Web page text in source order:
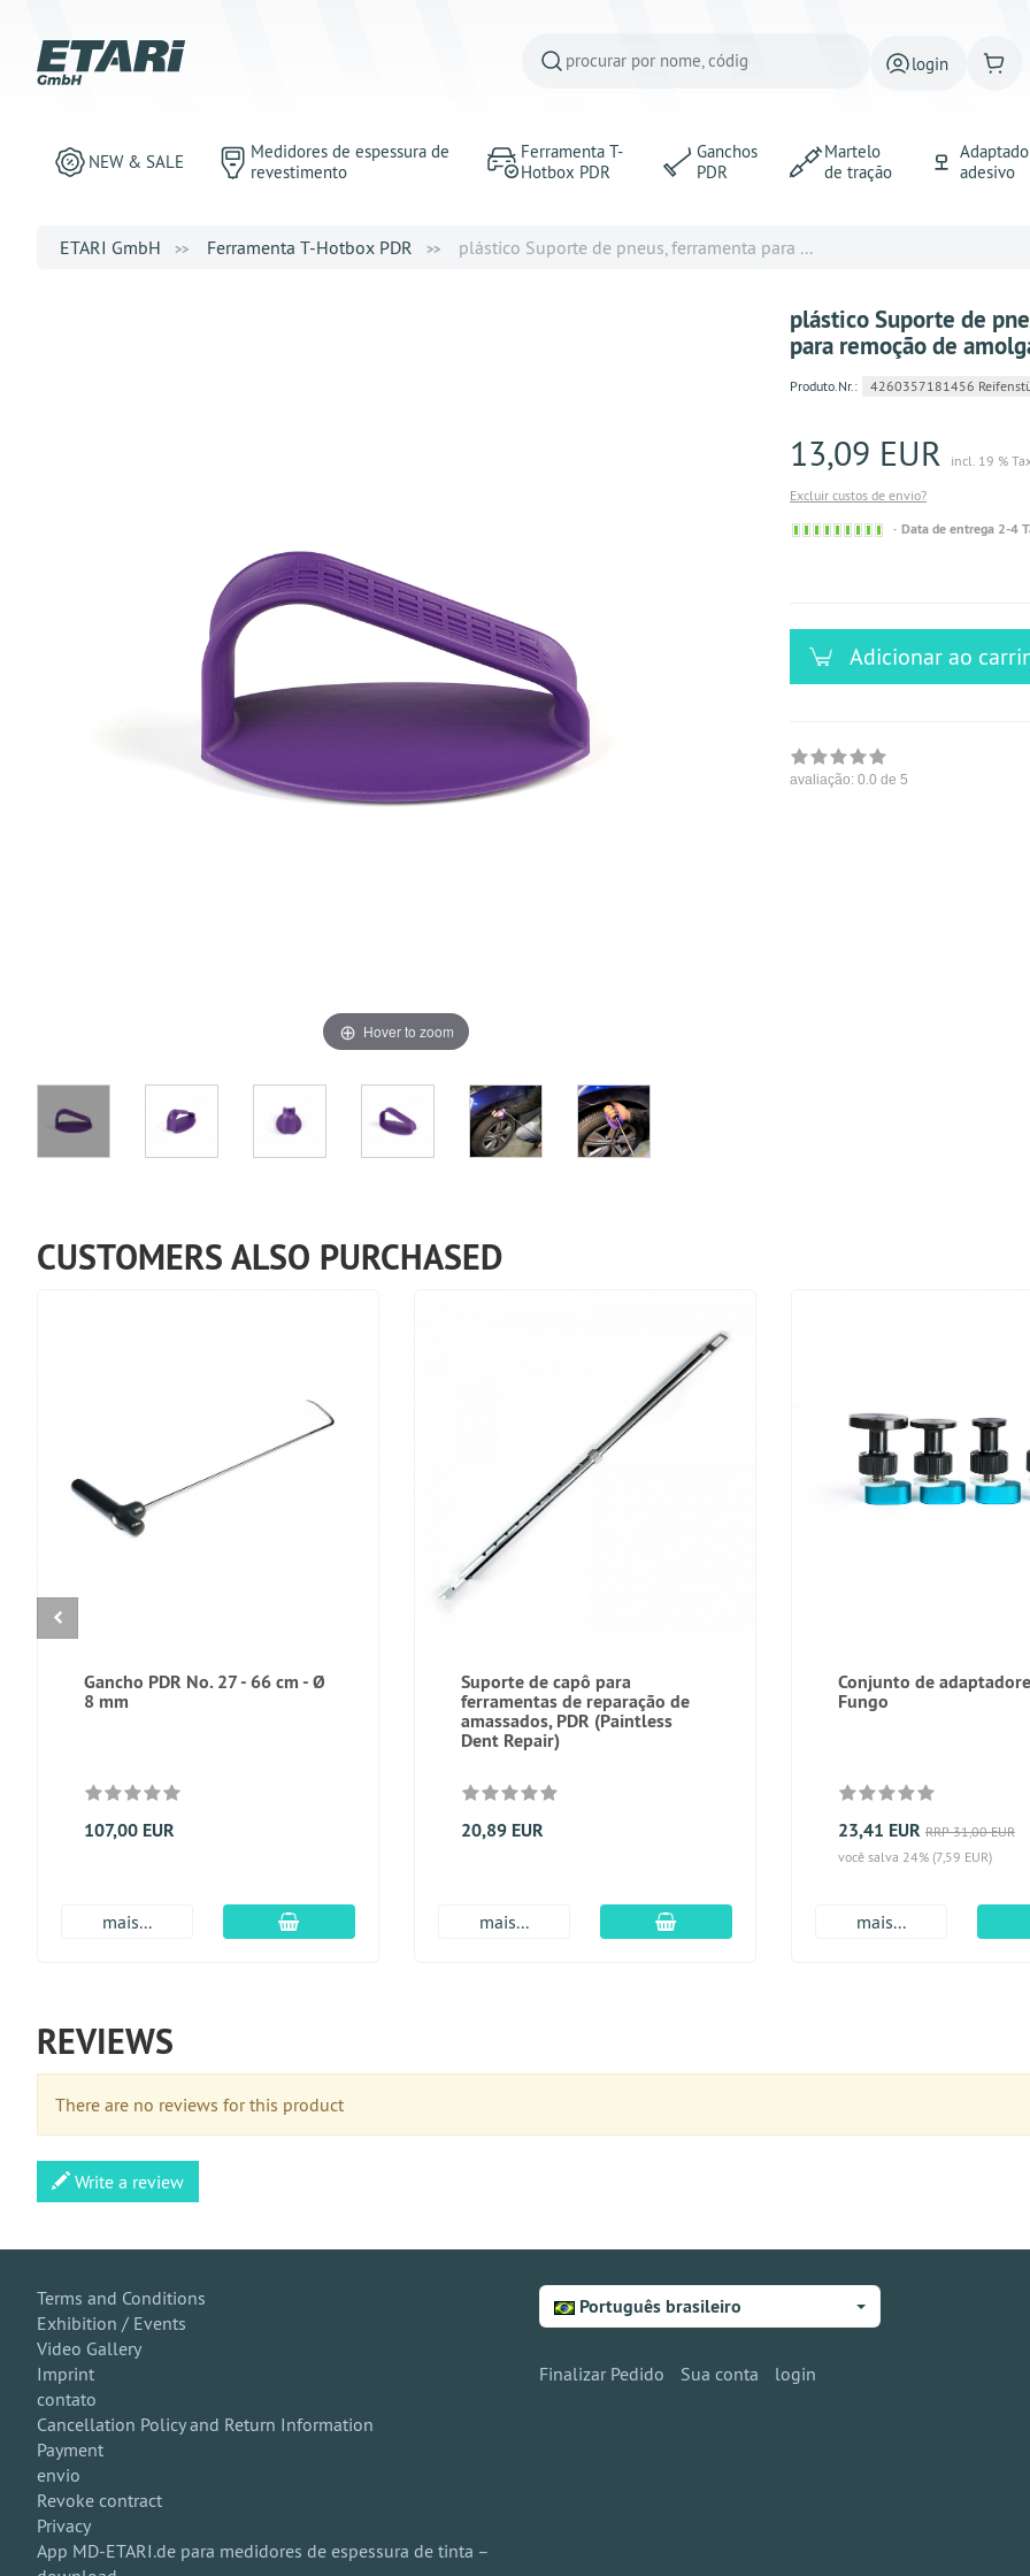
login
NEW & SALE
Medidores de espessura de
revestimento
Ferramenta T-
Hotbox PDR
Ganchos
PDR
Martelo
de tração
adesivo
ETARI GmbH Ferramenta T-Hotbox PDR plástico Suporte de pneus, ferramenta para ...
Hover to zoom
plástico Suporte de
para remoção de
Produto.Nr.: 4260357181456
13,09 EUR
incl. 19 %
Excluir custos de envio?
Sofort
Data de entrega 2-4
Adicionar ao
avaliação: 0.0 de 5
CUSTOMERS ALSO PURCHASED
Gancho PDR No. 27 - 66 cm - Ø
8 mm
107,00 EUR
mais... Adicionar ao carrinho
Suporte de capô para
ferramentas de reparação de
amassados, PDR (Paintless
Dent Repair)
20,89 EUR
mais... Adicionar ao carrinho
Conjunto de
Fungo
23,41 EUR RRP 31,00 EUR
você salva 24% (7,59 EUR)
mais...
REVIEWS
There are no reviews for this product
Write a review
Terms and Conditions
Exhibition / Events
Video Gallery
Imprint
contato
Cancellation Policy and Return Information
Payment
envio
Revoke contract
Privacy
App MD-ETARI.de para medidores de espessura de tinta –
Português brasileiro
Finalizar Pedido Sua conta login